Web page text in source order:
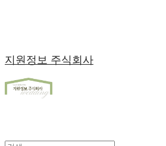
지원정보 주식회사